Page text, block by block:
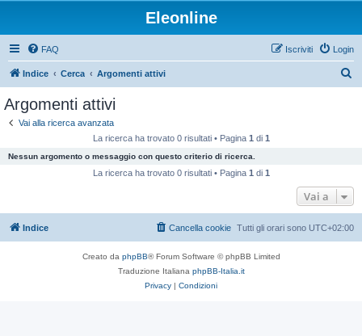
Eleonline
FAQ Login
Iscriviti
Indice Cerca Argomenti attivi
Argomenti attivi
Vai alla ricerca avanzata
La ricerca ha trovato 0 risultati • Pagina 1 di 1
Nessun argomento o messaggio con questo criterio di ricerca.
La ricerca ha trovato 0 risultati • Pagina 1 di 1
Vai a
Indice Tutti gli orari sono UTC+02:00
Cancella cookie
Creato da phpBB® Forum Software © phpBB Limited
Traduzione Italiana phpBB-Italia.it
Privacy | Condizioni